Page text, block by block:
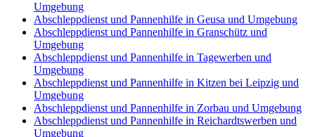
Umgebung
Abschleppdienst und Pannenhilfe in Geusa und Umgebung
Abschleppdienst und Pannenhilfe in Granschütz und
Umgebung
Abschleppdienst und Pannenhilfe in Tagewerben und
Umgebung
Abschleppdienst und Pannenhilfe in Kitzen bei Leipzig und
Umgebung
Abschleppdienst und Pannenhilfe in Zorbau und Umgebung
Abschleppdienst und Pannenhilfe in Reichardtswerben und
Umgebung